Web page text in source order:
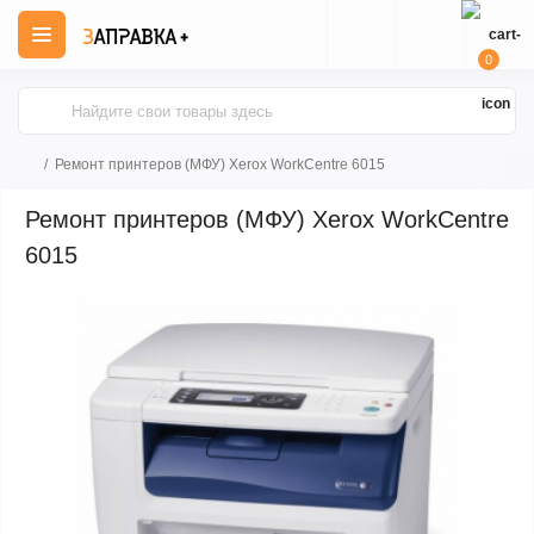
0
Ремонт принтеров (МФУ) Xerox WorkCentre 6015
Ремонт принтеров (МФУ) Xerox WorkCentre
6015